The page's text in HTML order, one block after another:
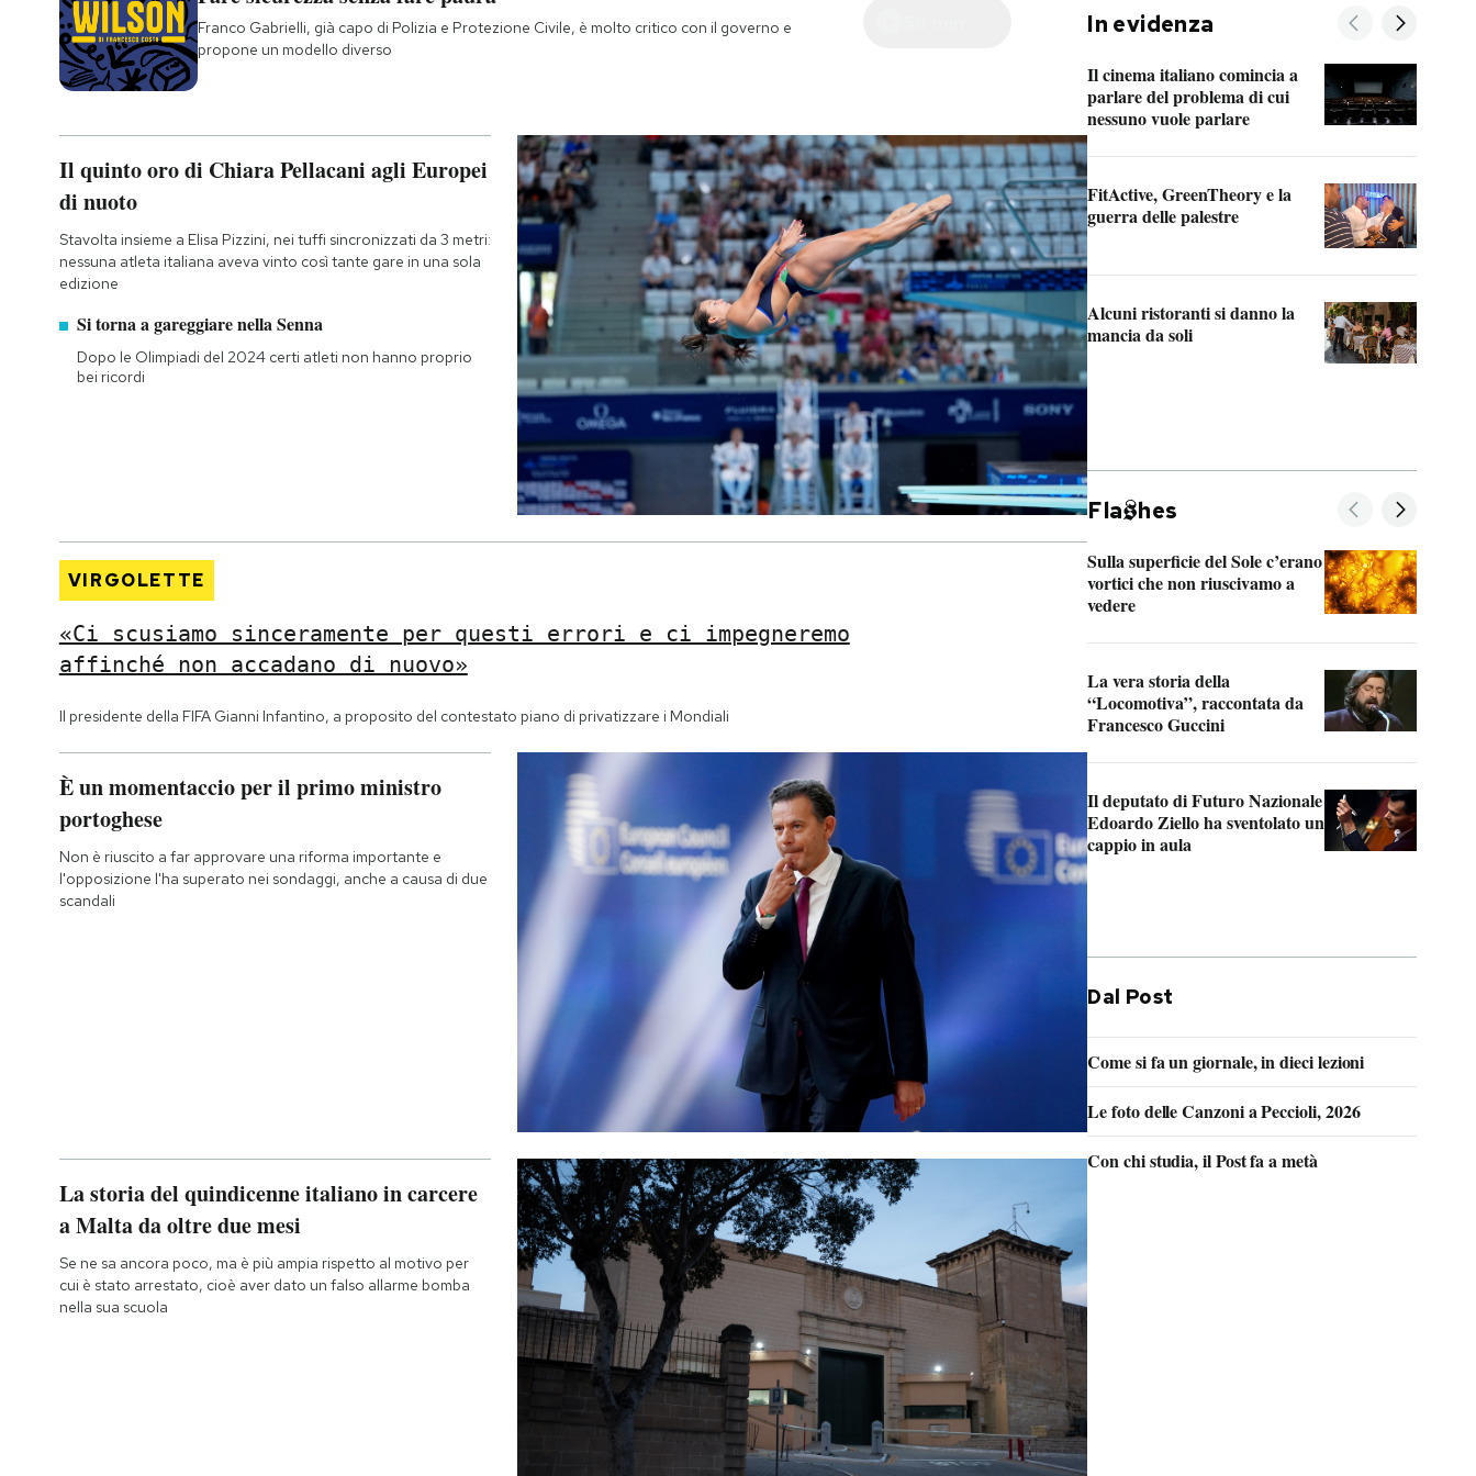
Franco Gabrielli, già capo di Polizia e Protezione Civile, è molto critico con il governo e
propone un modello diverso
Il quinto oro di Chiara Pellacani agli Europei
di nuoto
Stavolta insieme a Elisa Pizzini, nei tuffi sincronizzati da 3 metri:
nessuna atleta italiana aveva vinto così tante gare in una sola
edizione
Si torna a gareggiare nella Senna
Dopo le Olimpiadi del 2024 certi atleti non hanno proprio
bei ricordi
VIRGOLETTE
«Ci scusiamo sinceramente per questi errori e ci impegneremo
affinché non accadano di nuovo»
Il presidente della FIFA Gianni Infantino, a proposito del contestato piano di privatizzare i Mondiali
È un momentaccio per il primo ministro
portoghese
Non è riuscito a far approvare una riforma importante e
l'opposizione l'ha superato nei sondaggi, anche a causa di due
scandali
La storia del quindicenne italiano in carcere
a Malta da oltre due mesi
Se ne sa ancora poco, ma è più ampia rispetto al motivo per
cui è stato arrestato, cioè aver dato un falso allarme bomba
nella sua scuola
In evidenza
Il cinema italiano comincia a
parlare del problema di cui
nessuno vuole parlare
FitActive, GreenTheory e la
guerra delle palestre
Alcuni ristoranti si danno la
mancia da soli
Fla hes
Sulla superficie del Sole c’erano
vortici che non riuscivamo a
vedere
La vera storia della
“Locomotiva”, raccontata da
Francesco Guccini
Il deputato di Futuro Nazionale
Edoardo Ziello ha sventolato un
cappio in aula
Dal Post
Come si fa un giornale, in dieci lezioni
Le foto delle Canzoni a Peccioli, 2026
Con chi studia, il Post fa a metà